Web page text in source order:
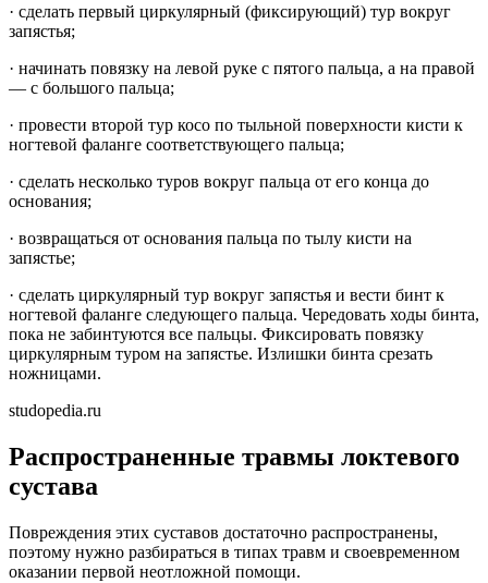
· сделать первый циркулярный (фиксирующий) тур вокруг
запястья;
· начинать повязку на левой руке с пятого пальца, а на правой
— с большого пальца;
· провести второй тур косо по тыльной поверхности кисти к
ногтевой фаланге соответствующего пальца;
· сделать несколько туров вокруг пальца от его конца до
основания;
· возвращаться от основания пальца по тылу кисти на
запястье;
· сделать циркулярный тур вокруг запястья и вести бинт к
ногтевой фаланге следующего пальца. Чередовать ходы бинта,
пока не забинтуются все пальцы. Фиксировать повязку
циркулярным туром на запястье. Излишки бинта срезать
ножницами.
studopedia.ru
Распространенные травмы локтевого
сустава
Повреждения этих суставов достаточно распространены,
поэтому нужно разбираться в типах травм и своевременном
оказании первой неотложной помощи.